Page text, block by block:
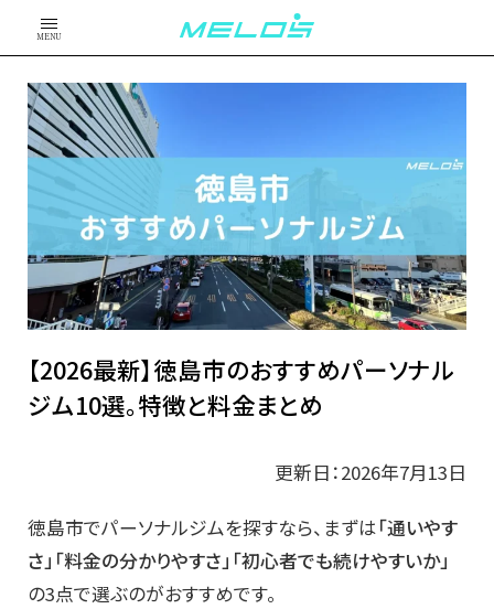
MENU
【2026最新】徳島市のおすすめパーソナル
ジム10選。特徴と料金まとめ
更新日：2026年7月13日
徳島市でパーソナルジムを探すなら、まずは「通いやす
さ」「料金の分かりやすさ」「初心者でも続けやすいか」
の3点で選ぶのがおすすめです。